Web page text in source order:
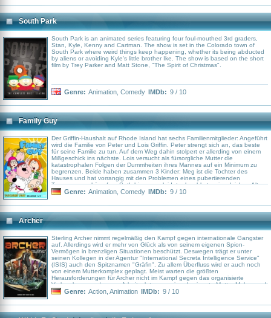
South Park
South Park is an animated series featuring four foul-mouthed 3rd graders,
Stan, Kyle, Kenny and Cartman. The show is set in the Colorado town of
South Park where weird things keep happening, whether its being abducted
by aliens or avoiding Kyle's little brother Ike. The show is based on the short
film by Trey Parker and Matt Stone, "The Spirit of Christmas".
Genre: Animation Comedy IMDb: 9 / 10
Family Guy
Der Griffin-Haushalt auf Rhode Island hat sechs Familienmitglieder: Angeführt
wird die Familie von Peter und Lois Griffin. Peter strengt sich an, das beste
für seine Familie zu tun. Auf dem Weg dahin stolpert er allerding von einem
Mißgeschick ins nächste. Lois versucht als fürsorgliche Mutter die
katastrophalen Folgen der Dummheiten ihres Mannes auf ein Minimum zu
begrenzen. Beide haben zusammen 3 Kinder: Meg ist die Tochter des
Hauses und hat vorrangig mit den Problemen eines pubertierenden
Teenagers zu kämpfen. Seth hingegen leidet, obwohl etwa im gleichen Alter
wie seine Schwester, vor allem unter seiner Dummheit. Das genaue Gegenteil
abwechselnd von Mordphantasien gegen Lois und Weltherrschaftsplänen
getrieben. Seine Intelligenz bringt ihn öfter in Konflikt mit dem letzten Mitglied
der Familie: dem hochintelligenten und etwas yuppiehaften Hund Brian, der
natürlich ebenfalls sprechen kann. Die weiteren Figuren der Serie stellen vor
allem die zahlreichen NAchbaren der Familie dar: etwa der pädophile
Rentner, der Perversling, der Rollstuhlfahrer uvm.
Genre: Animation Comedy IMDb: 9 / 10
Archer
Sterling Archer nimmt regelmäßig den Kampf gegen internationale Gangster
auf. Allerdings wird er mehr von Glück als von seinem eigenen Spion-
Vermögen in brenzligen Situationen beschützt. Deswegen trägt er unter
seinen Kollegen in der Agentur "International Secreta Intelligence Service"
(ISIS) auch den Spitznamen "Gräfin". Zu allem Überfluss wird er auch noch
von einem Mutterkomplex geplagt. Meist warten die größten
Herausforderungen für Archer nicht im Kampf gegen das organisierte
Verbrechen, sondern am Arbeitsplatz, wo seine dominante Mutter Malory und
direkte Vorgesetzte ihm das Leben schwer macht. Außerdem führt er eine
Genre: Action Animation IMDb: 9 / 10